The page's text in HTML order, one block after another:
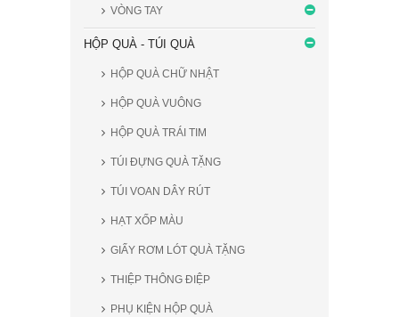
VÒNG TAY
HỘP QUÀ - TÚI QUÀ
HỘP QUÀ CHỮ NHẬT
HỘP QUÀ VUÔNG
HỘP QUÀ TRÁI TIM
TÚI ĐỰNG QUÀ TẶNG
TÚI VOAN DÂY RÚT
HẠT XỐP MÀU
GIẤY RƠM LÓT QUÀ TẶNG
THIỆP THÔNG ĐIỆP
PHỤ KIỆN HỘP QUÀ